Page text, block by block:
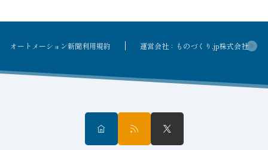
オートメーション新聞利用規約 運営会社：ものづくり.jp株式会社